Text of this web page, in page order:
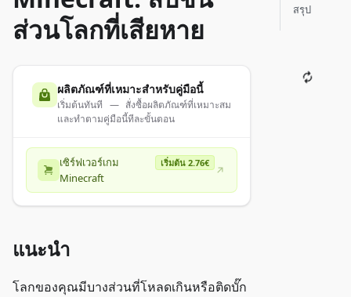
ส่วนโลกที่เสียหาย
ผลิตภัณฑ์ที่เหมาะสำหรับคู่มือนี้
เริ่มต้นทันที — สั่งซื้อผลิตภัณฑ์ที่เหมาะสม
และทำตามคู่มือนี้ทีละขั้นตอน
เซิร์ฟเวอร์เกม
Minecraft
เริ่มต้น 2.76€
แนะนำ
โลกของคุณมีบางส่วนที่โหลดเกินหรือติดบั๊ก
สรุป